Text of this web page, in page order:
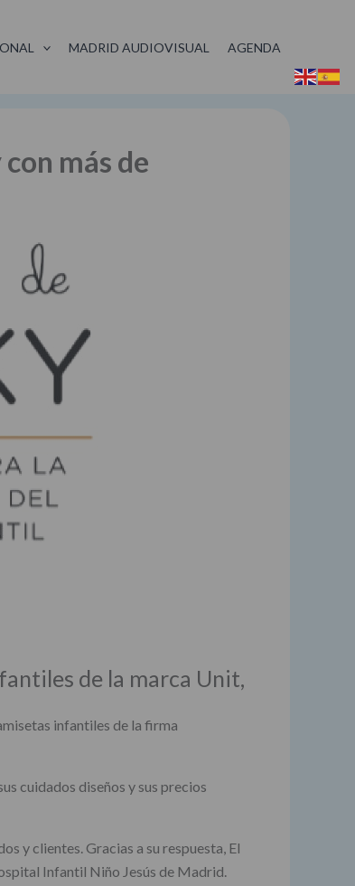
MADRID AUDIOVISUAL AGENDA
más de
de la marca Unit,
infantiles de la firma
cuidados diseños y sus precios
y clientes. Gracias a su respuesta, El
Infantil Niño Jesús de Madrid.